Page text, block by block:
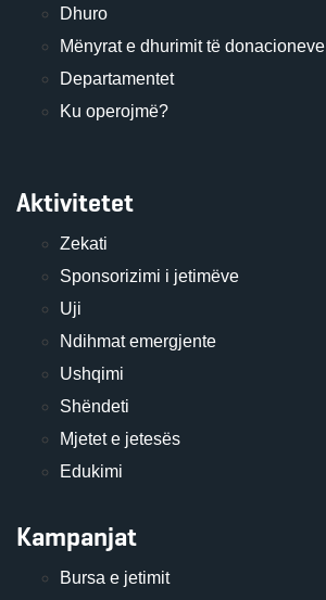
Dhuro
Mënyrat e dhurimit të donacioneve
Departamentet
Ku operojmë?
Aktivitetet
Zekati
Sponsorizimi i jetimëve
Uji
Ndihmat emergjente
Ushqimi
Shëndeti
Mjetet e jetesës
Edukimi
Kampanjat
Bursa e jetimit